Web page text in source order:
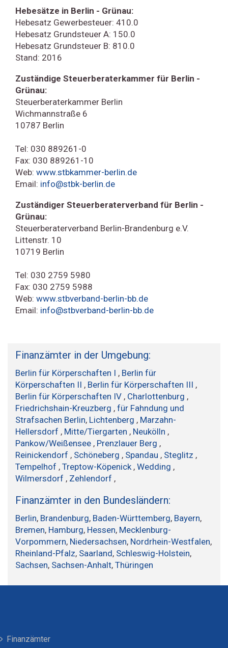
Hebesätze in Berlin - Grünau:
Hebesatz Gewerbesteuer: 410.0
Hebesatz Grundsteuer A: 150.0
Hebesatz Grundsteuer B: 810.0
Stand: 2016
Zuständige Steuerberaterkammer für Berlin -
Grünau:
Steuerberaterkammer Berlin
Wichmannstraße 6
10787 Berlin
Tel: 030 889261-0
Fax: 030 889261-10
Web: www.stbkammer-berlin.de
Email: info@stbk-berlin.de
Zuständiger Steuerberaterverband für Berlin -
Grünau:
Steuerberaterverband Berlin-Brandenburg e.V.
Littenstr. 10
10719 Berlin
Tel: 030 2759 5980
Fax: 030 2759 5988
Web: www.stbverband-berlin-bb.de
Email: info@stbverband-berlin-bb.de
Finanzämter in der Umgebung:
Berlin für Körperschaften I , Berlin für
Körperschaften II , Berlin für Körperschaften III ,
Berlin für Körperschaften IV , Charlottenburg ,
Friedrichshain-Kreuzberg , für Fahndung und
Strafsachen Berlin, Lichtenberg , Marzahn-
Hellersdorf , Mitte/Tiergarten , Neukölln ,
Pankow/Weißensee , Prenzlauer Berg ,
Reinickendorf , Schöneberg , Spandau , Steglitz ,
Tempelhof , Treptow-Köpenick , Wedding ,
Wilmersdorf , Zehlendorf ,
Finanzämter in den Bundesländern:
Berlin, Brandenburg, Baden-Württemberg, Bayern,
Bremen, Hamburg, Hessen, Mecklenburg-
Vorpommern, Niedersachsen, Nordrhein-Westfalen,
Rheinland-Pfalz, Saarland, Schleswig-Holstein,
Sachsen, Sachsen-Anhalt, Thüringen
Finanzämter